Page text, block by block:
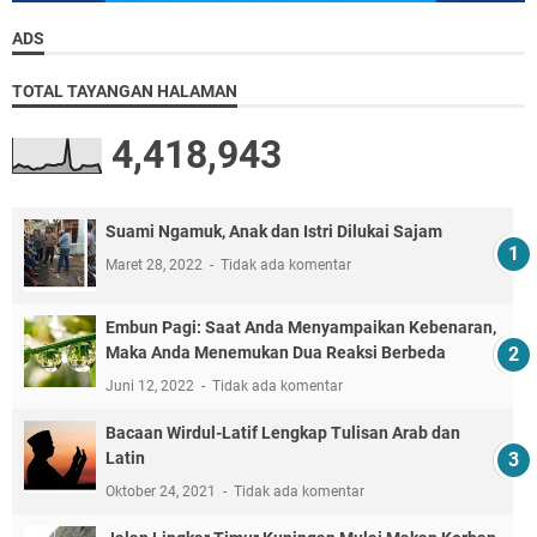
ADS
TOTAL TAYANGAN HALAMAN
4,418,943
Suami Ngamuk, Anak dan Istri Dilukai Sajam
Maret 28, 2022 Tidak ada komentar
Embun Pagi: Saat Anda Menyampaikan Kebenaran,
Maka Anda Menemukan Dua Reaksi Berbeda
Juni 12, 2022 Tidak ada komentar
Bacaan Wirdul-Latif Lengkap Tulisan Arab dan
Latin
Oktober 24, 2021 Tidak ada komentar